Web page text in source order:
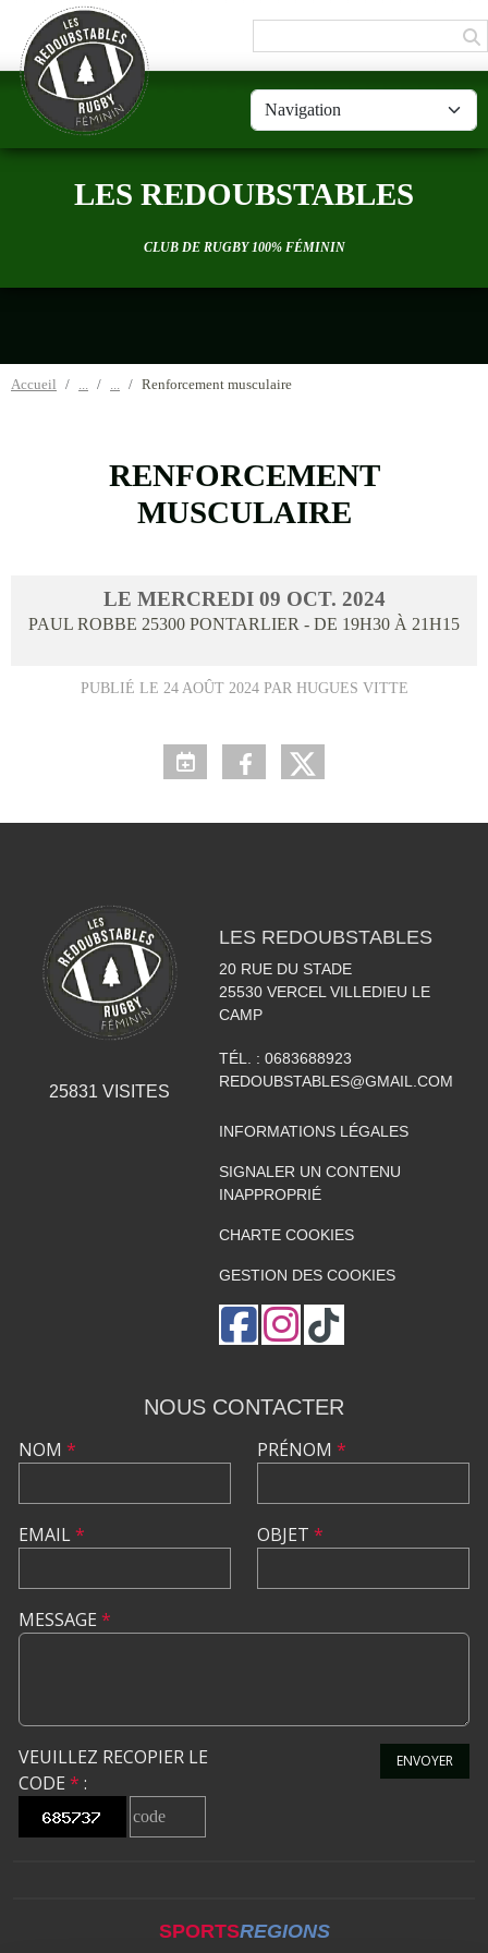
LES REDOUBSTABLES
CLUB DE RUGBY 100% FÉMININ
Accueil Renforcement musculaire
RENFORCEMENT
MUSCULAIRE
LE MERCREDI 09 OCT. 2024
PAUL ROBBE 25300 PONTARLIER - DE 19H30 À 21H15
PUBLIÉ LE 24 AOÛT 2024PAR HUGUES VITTE
25831 VISITES
LES REDOUBSTABLES
20 RUE DU STADE
25530 VERCEL VILLEDIEU LE
CAMP
TÉL. : 0683688923
REDOUBSTABLES@GMAIL.COM
INFORMATIONS LÉGALES
SIGNALER UN CONTENU
INAPPROPRIÉ
CHARTE COOKIES
GESTION DES COOKIES
NOUS CONTACTER
NOM *
EMAIL*
PRÉNOM *
OBJET *
MESSAGE *
VEUILLEZ RECOPIER LE
CODE * :
ENVOYER
SPORTSREGIONS
Panneau de gestion des cookies